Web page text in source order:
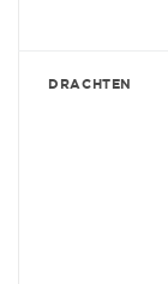
DRACHTEN